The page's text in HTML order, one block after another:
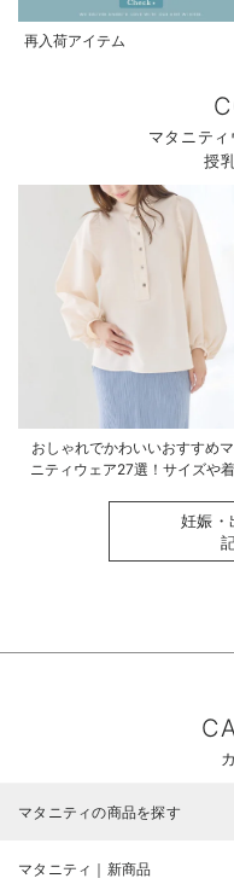
再入荷アイテム
マタニテ
授
おしゃれでかわいいおすすめ
ニティウェア27選！サイズや
妊娠・
マタニティの商品を探す
マタニティ｜新商品